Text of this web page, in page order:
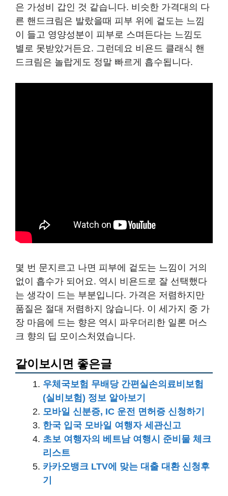
은 가성비 갑인 것 같습니다. 비슷한 가격대의 다
른 핸드크림은 발랐을때 피부 위에 겉도는 느낌
이 들고 영양성분이 피부로 스며든다는 느낌도
별로 못받았거든요. 그런데요 비욘드 클래식 핸
드크림은 놀랍게도 정말 빠르게 흡수됩니다.
몇 번 문지르고 나면 피부에 겉도는 느낌이 거의
없이 흡수가 되어요. 역시 비욘드로 잘 선택했다
는 생각이 드는 부분입니다. 가격은 저렴하지만
품질은 절대 저렴하지 않습니다. 이 세가지 중 가
장 마음에 드는 향은 역시 파우더리한 일론 머스
크 향의 딥 모이스처였습니다.
같이보시면 좋은글
우체국보험 무배당 간편실손의료비보험
(실비보험) 정보 알아보기
모바일 신분증, IC 운전 면허증 신청하기
한국 입국 모바일 여행자 세관신고
초보 여행자의 베트남 여행시 준비물 체크
리스트
카카오뱅크 LTV에 맞는 대출 대환 신청후
기